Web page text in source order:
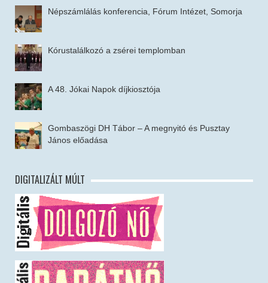
Népszámlálás konferencia, Fórum Intézet, Somorja
Kórustalálkozó a zsérei templomban
A 48. Jókai Napok díjkiosztója
Gombaszögi DH Tábor – A megnyitó és Pusztay
János előadása
DIGITALIZÁLT MÚLT